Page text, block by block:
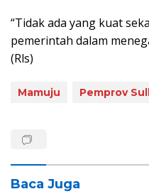
“Tidak ada yang kuat
pemerintah dalam
(Rls)
Mamuju Pemprov
Baca Juga